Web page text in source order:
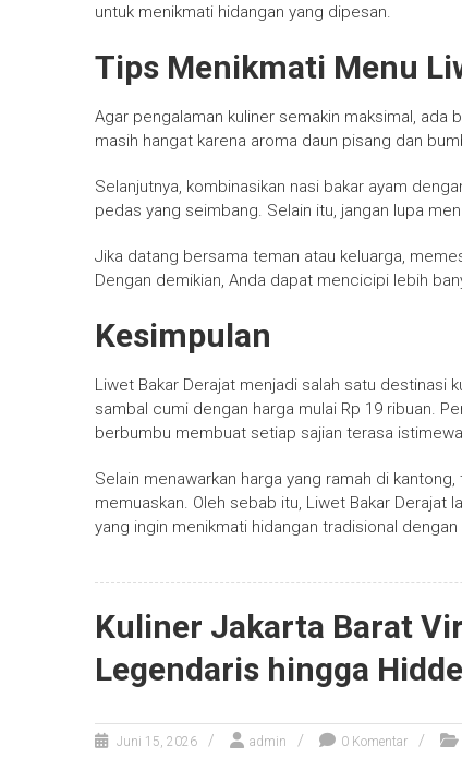
untuk menikmati hidangan yang dipesan.
Tips Menikmati Menu
Agar pengalaman kuliner semakin maksimal,
masih hangat karena aroma daun pisang dan
Selanjutnya, kombinasikan nasi bakar ayam
pedas yang seimbang. Selain itu, jangan lupa
Jika datang bersama teman atau keluarga,
Dengan demikian, Anda dapat mencicipi lebih
Kesimpulan
Liwet Bakar Derajat menjadi salah satu destinasi
sambal cumi dengan harga mulai Rp 19 ribuan.
berbumbu membuat setiap sajian terasa
Selain menawarkan harga yang ramah di
memuaskan. Oleh sebab itu, Liwet Bakar Derajat
yang ingin menikmati hidangan tradisional
Kuliner Jakarta Barat
Legendaris hingga
Juni 15, 2026 admin 0 Komentar